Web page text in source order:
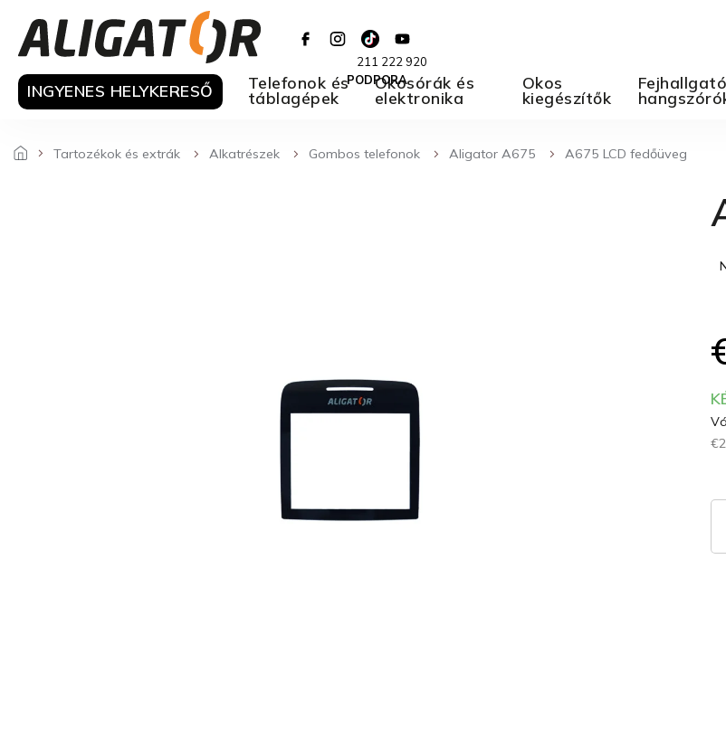
211 222 920
PODPORA
INGYENES HELYKERESŐ Telefonok és
táblagépek
Okosórák és
elektronika
Okos
kiegészítők
Tartozékok és extrák Alkatrészek Gombos telefonok Aligator A675 A675 LCD fedőüveg
A
5-